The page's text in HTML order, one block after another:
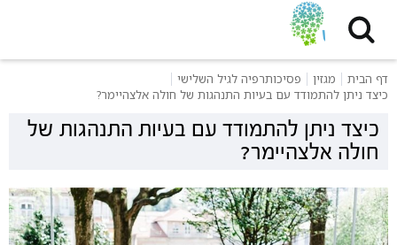
דף הבית מגזין
פסיכותרפיה לגיל השלישי
כיצד ניתן להתמודד עם בעיות התנהגות של חולה אלצהיימר?
כיצד ניתן להתמודד עם בעיות התנהגות של
חולה אלצהיימר?